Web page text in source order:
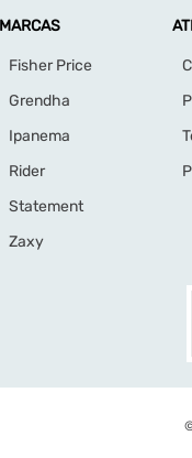
Fisher Price
Grendha
Ipanema
Rider
Statement
Zaxy